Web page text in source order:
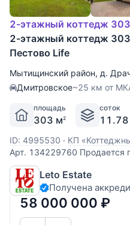
2-этажный коттедж 303
2-этажный коттедж
Пестово Life
Мытищинский район, д.
Дмитровское~25 км от
площадь
303 м2
соток
11.78
ID: 4995530 · КП
Арт. 134229760 Продается
Пестово Life, всего в 26 км
Дмитровскому шоссе, в
Дом построен из
декоративной плиткой. Дом
Leto Estate
Получена
58 000 000 ₽